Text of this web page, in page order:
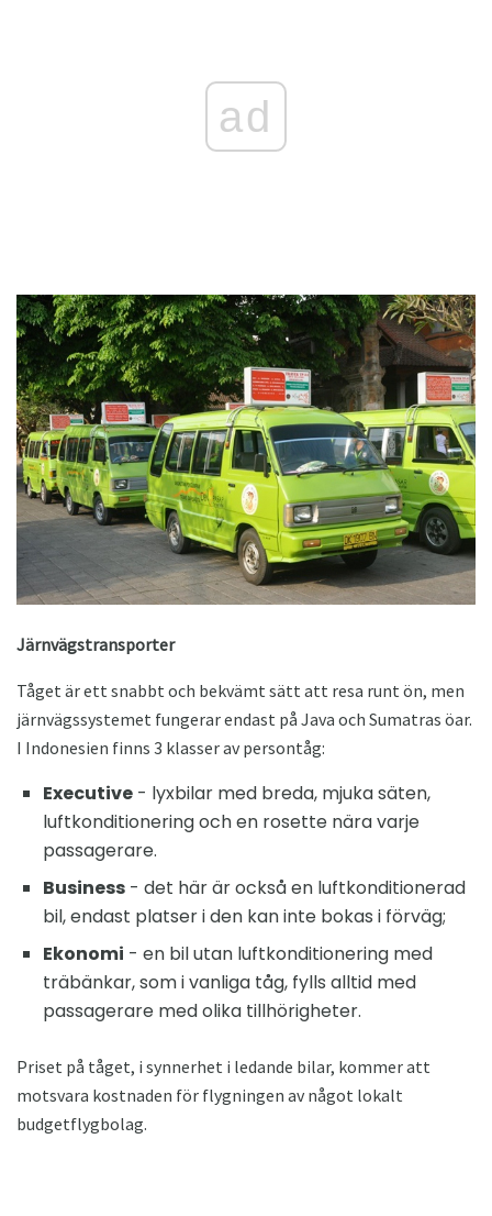
ad
Järnvägstransporter
Tåget är ett snabbt och bekvämt sätt att resa runt ön, men
järnvägssystemet fungerar endast på Java och Sumatras öar.
I Indonesien finns 3 klasser av persontåg:
Executive - lyxbilar med breda, mjuka säten,
luftkonditionering och en rosette nära varje
passagerare.
Business - det här är också en luftkonditionerad
bil, endast platser i den kan inte bokas i förväg;
Ekonomi - en bil utan luftkonditionering med
träbänkar, som i vanliga tåg, fylls alltid med
passagerare med olika tillhörigheter.
Priset på tåget, i synnerhet i ledande bilar, kommer att
motsvara kostnaden för flygningen av något lokalt
budgetflygbolag.